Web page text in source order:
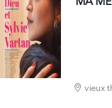
vieux